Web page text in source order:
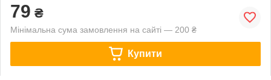
79 ₴
Мінімальна сума замовлення на сайті — 200 ₴
Купити